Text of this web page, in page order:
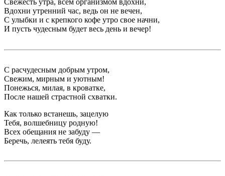
Свежесть утра, всем организмом вдохни,
Вдохни утренний час, ведь он не вечен,
С улыбки и с крепкого кофе утро свое начни,
И пусть чудесным будет весь день и вечер!
С расчудесным добрым утром,
Свежим, мирным и уютным!
Понежься, милая, в кроватке,
После нашей страстной схватки.
Как только встанешь, зацелую
Тебя, волшебницу родную!
Всех обещания не забуду —
Беречь, лелеять тебя буду.